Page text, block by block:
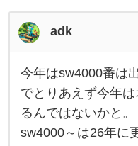
0
0
番
を
購
入
を
adk
今
年
は
s
4
今年はsw4000番は
でとりあえず今年
るんではないかと。
sw4000～は26年に